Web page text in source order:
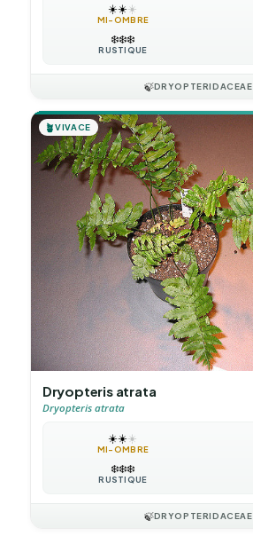
☀️☀️☀️
MI-OMBRE
❄️❄️❄️
RUSTIQUE
🍃DRYOPTERIDACEAE
🪴VIVACE
Dryopteris atrata
Dryopteris atrata
☀️☀️☀️
MI-OMBRE
❄️❄️❄️
RUSTIQUE
🍃DRYOPTERIDACEAE